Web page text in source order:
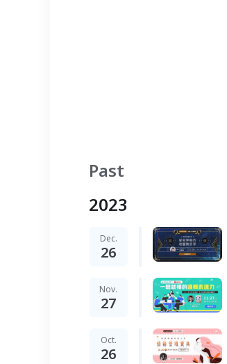
Past
2023
Dec.
26
Nov.
27
Oct.
26